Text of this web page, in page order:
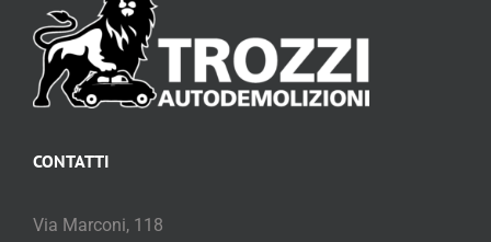
CONTATTI
Via Marconi, 118